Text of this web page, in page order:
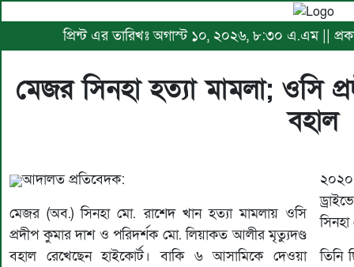
প্রিন্ট এর তারিখঃ অগাস্ট ১০, ২০২৬, ৮:৩০ এ.এম ||
মেজর সিনহা হত্যা মামলা; ওসি
বহাল
আদালত প্রতিবেদক:
মেজর (অব.) সিনহা মো. রাশেদ খান হত্যা মামলায় ওসি
প্রদীপ কুমার দাশ ও পরিদর্শক মো. লিয়াকত আলীর মৃত্যুদণ্ড
বহাল রেখেছেন হাইকোর্ট। বাকি ৬ আসামিকে দেওয়া
২০২০
তিনি